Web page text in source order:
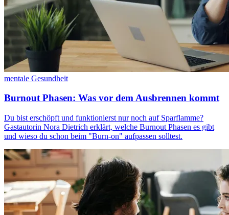
mentale Gesundheit
Burnout Phasen: Was vor dem Ausbrennen kommt
Du bist erschöpft und funktionierst nur noch auf Sparflamme?
Gastautorin Nora Dietrich erklärt, welche Burnout Phasen es gibt
und wieso du schon beim "Burn-on" aufpassen solltest.